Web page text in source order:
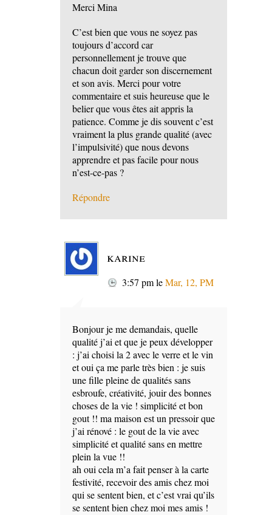
Merci Mina
C’est bien que vous ne soyez pas
toujours d’accord car
personnellement je trouve que
chacun doit garder son discernement
et son avis. Merci pour votre
commentaire et suis heureuse que le
belier que vous êtes ait appris la
patience. Comme je dis souvent c’est
vraiment la plus grande qualité (avec
l’impulsivité) que nous devons
apprendre et pas facile pour nous
n’est-ce-pas ?
Répondre
karine
3:57 pmleMar, 12, PM
Bonjour je me demandais, quelle
qualité j’ai et que je peux développer
: j’ai choisi la 2 avec le verre et le vin
et oui ça me parle très bien : je suis
une fille pleine de qualités sans
esbroufe, créativité, jouir des bonnes
choses de la vie ! simplicité et bon
gout !! ma maison est un pressoir que
j’ai rénové : le gout de la vie avec
simplicité et qualité sans en mettre
plein la vue !!
ah oui cela m’a fait penser à la carte
festivité, recevoir des amis chez moi
qui se sentent bien, et c’est vrai qu’ils
se sentent bien chez moi mes amis !